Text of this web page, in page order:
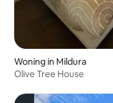
Woning in Mildura
Olive Tree House